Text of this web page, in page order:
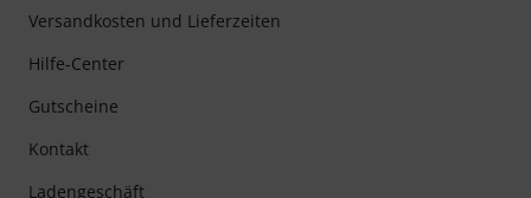
Versandkosten und Lieferzeiten
Hilfe-Center
Gutscheine
Kontakt
Ladengeschäft